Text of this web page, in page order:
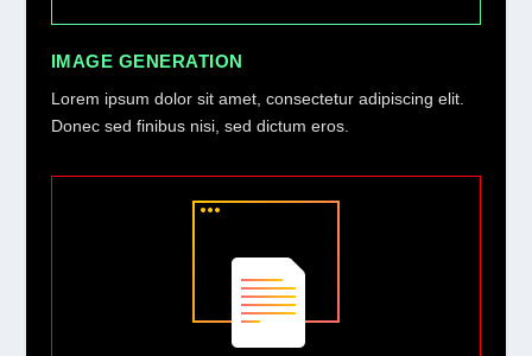
IMAGE GENERATION
Lorem ipsum dolor sit amet, consectetur adipiscing elit.
Donec sed finibus nisi, sed dictum eros.